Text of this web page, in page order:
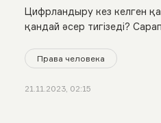
деректері
қорғалған?
Цифрландыру кез келген
қандай әсер тигізеді?
Права человека
21.11.2023, 02:15